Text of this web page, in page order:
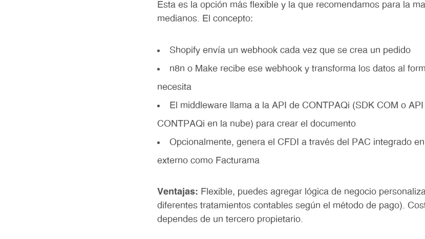
Esta es la opción más flexible y la que recomendamos para la
medianos. El concepto:
Shopify envía un webhook cada vez que se crea un pedido
n8n o Make recibe ese webhook y transforma los datos al
necesita
El middleware llama a la API de CONTPAQi (SDK COM o
CONTPAQi en la nube) para crear el documento
Opcionalmente, genera el CFDI a través del PAC integrado
externo como Facturama
Ventajas: Flexible, puedes agregar lógica de negocio
diferentes tratamientos contables según el método de pago).
dependes de un tercero propietario.